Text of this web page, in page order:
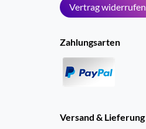
Vertrag widerrufen
Zahlungsarten
Versand & Lieferung